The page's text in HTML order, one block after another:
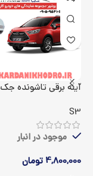
آینه برقی تاشونده جک S3
S3
موجود در انبار
4,800,000 تومان